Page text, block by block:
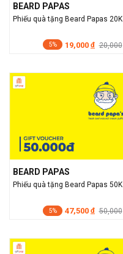
BEARD PAPAS
Phiếu quà tặng Beard Papas 20K
5% 19,000 đ 20,000
BEARD PAPAS
Phiếu quà tặng Beard Papas 50K
5% 47,500 đ 50,000